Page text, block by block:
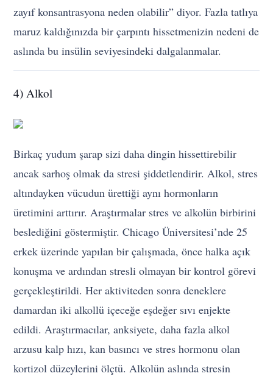
zayıf konsantrasyona neden olabilir” diyor. Fazla tatlıya
maruz kaldığınızda bir çarpıntı hissetmenizin nedeni de
aslında bu insülin seviyesindeki dalgalanmalar.
4) Alkol
Birkaç yudum şarap sizi daha dingin hissettirebilir
ancak sarhoş olmak da stresi şiddetlendirir. Alkol, stres
altındayken vücudun ürettiği aynı hormonların
üretimini arttırır. Araştırmalar stres ve alkolün birbirini
beslediğini göstermiştir. Chicago Üniversitesi’nde 25
erkek üzerinde yapılan bir çalışmada, önce halka açık
konuşma ve ardından stresli olmayan bir kontrol görevi
gerçekleştirildi. Her aktiviteden sonra deneklere
damardan iki alkollü içeceğe eşdeğer sıvı enjekte
edildi. Araştırmacılar, anksiyete, daha fazla alkol
arzusu kalp hızı, kan basıncı ve stres hormonu olan
kortizol düzeylerini ölçtü. Alkolün aslında stresin